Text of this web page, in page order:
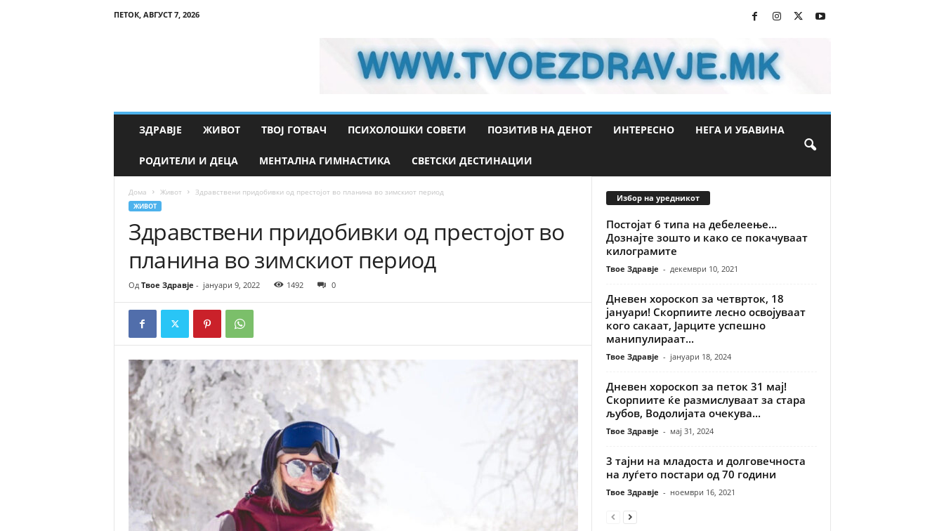
ПЕТОК, АВГУСТ 7, 2026
ЗДРАВЈЕ ЖИВОТ ТВОЈ ГОТВАЧ ПСИХОЛОШКИ СОВЕТИ ПОЗИТИВ НА ДЕНОТ ИНТЕРЕСНО НЕГА И УБАВИНА
РОДИТЕЛИ И ДЕЦА МЕНТАЛНА ГИМНАСТИКА СВЕТСКИ ДЕСТИНАЦИИ
Дома Живот Здравствени придобивки од престојот во планина во зимскиот период
ЖИВОТ
Здравствени придобивки од престојот во
планина во зимскиот период
Од Твое Здравје - јануари 9, 2022 1492 0
Избор на уредникот
Постојат 6 типа на дебелеење…
Дознајте зошто и како се покачуваат
килограмите
Твое Здравје - декември 10, 2021
Дневен хороскоп за четврток, 18
јануари! Скорпиите лесно освојуваат
кого сакаат, Јарците успешно
манипулираат...
Твое Здравје - јануари 18, 2024
Дневен хороскоп за петок 31 мај!
Скорпиите ќе размислуваат за стара
љубов, Водолијата очекува...
Твое Здравје - мај 31, 2024
3 тајни на младоста и долговечноста
на луѓето постари од 70 години
Твое Здравје - ноември 16, 2021